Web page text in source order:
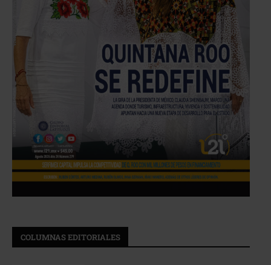
COLUMNAS EDITORIALES